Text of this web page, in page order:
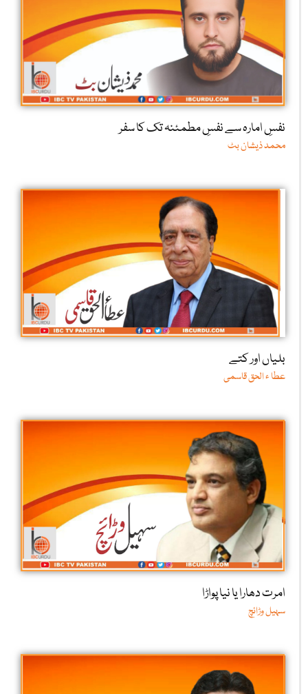
نفسِ امارہ سے نفسِ مطمئنہ تک کا سفر
محمد ذیشان بٹ
بلیاں اور کتے
عطا ء الحق قاسمی
امرت دھارا یا نیا پواڑا
سہیل وڑائچ